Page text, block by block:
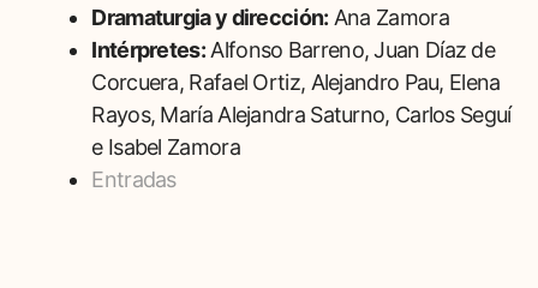
Dramaturgia y dirección: Ana Zamora
Intérpretes:Alfonso Barreno, Juan Díaz de
Corcuera, Rafael Ortiz, Alejandro Pau, Elena
Rayos, María Alejandra Saturno, Carlos Seguí
e Isabel Zamora
Entradas